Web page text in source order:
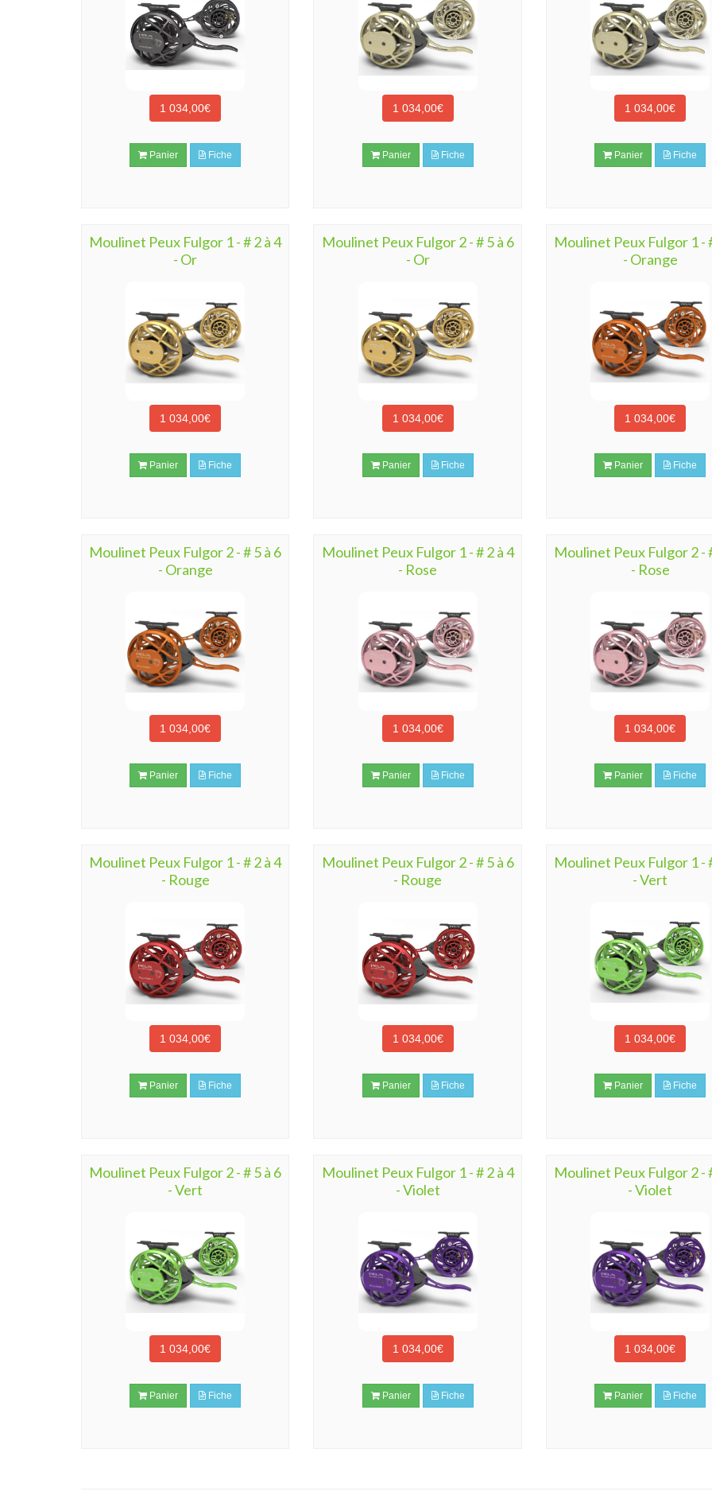
1 034,00€
Panier Fiche
1 034,00€
Panier Fiche
1 034,00€
Panier Fiche
Moulinet Peux Fulgor 1 - # 2 à 4
- Or
1 034,00€
Panier Fiche
Moulinet Peux Fulgor 2 - # 5 à 6
- Or
1 034,00€
Panier Fiche
Moulinet Peux Fulgor 1 -
- Orange
1 034,00€
Panier Fiche
Moulinet Peux Fulgor 2 - # 5 à 6
- Orange
1 034,00€
Panier Fiche
Moulinet Peux Fulgor 1 - # 2 à 4
- Rose
1 034,00€
Panier Fiche
Moulinet Peux Fulgor 2 -
- Rose
1 034,00€
Panier Fiche
Moulinet Peux Fulgor 1 - # 2 à 4
- Rouge
1 034,00€
Panier Fiche
Moulinet Peux Fulgor 2 - # 5 à 6
- Rouge
1 034,00€
Panier Fiche
Moulinet Peux Fulgor 1 -
- Vert
1 034,00€
Panier Fiche
Moulinet Peux Fulgor 2 - # 5 à 6
- Vert
1 034,00€
Panier Fiche
Moulinet Peux Fulgor 1 - # 2 à 4
- Violet
1 034,00€
Panier Fiche
Moulinet Peux Fulgor 2 -
- Violet
1 034,00€
Panier Fiche